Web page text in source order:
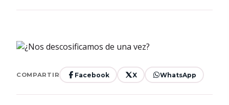
COMPARTIR Facebook X WhatsApp